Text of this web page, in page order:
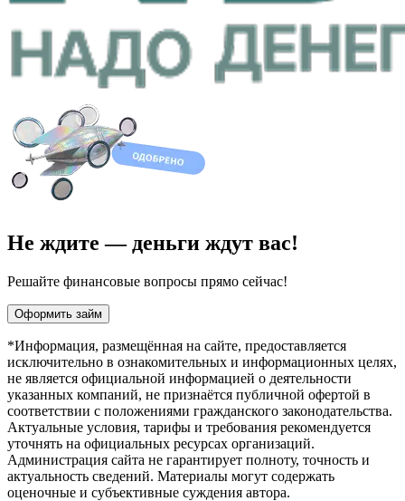
Не ждите — деньги ждут вас!
Решайте финансовые вопросы прямо сейчас!
Оформить займ
*Информация, размещённая на сайте, предоставляется
исключительно в ознакомительных и информационных целях,
не является официальной информацией о деятельности
указанных компаний, не признаётся публичной офертой в
соответствии с положениями гражданского законодательства.
Актуальные условия, тарифы и требования рекомендуется
уточнять на официальных ресурсах организаций.
Администрация сайта не гарантирует полноту, точность и
актуальность сведений. Материалы могут содержать
оценочные и субъективные суждения автора.